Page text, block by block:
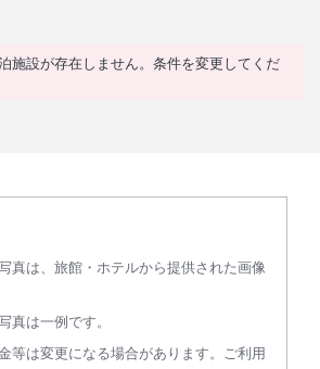
施設が存在しません。条件を変更してくだ
真は、旅館・ホテルから提供された画像
真は一例です。
等は変更になる場合があります。ご利用